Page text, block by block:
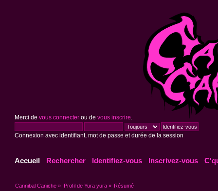
Merci de vous connecterou de vous inscrire
Connexion avec identifiant, mot de passe et durée de la session
Accueil Rechercher Identifiez-vous Inscrivez-vous
Cannibal Caniche » Profil de Yura yura» Résumé